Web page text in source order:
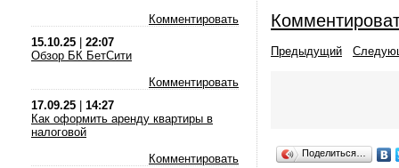
Комментировать
15.10.25
22:07
Обзор БК БетСити
Комментировать
17.09.25
14:27
Как оформить аренду квартиры в
налоговой
Комментировать
Предыдущий
Поделиться…